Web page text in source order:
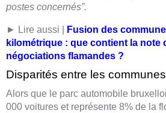
postes concernés”.
► Lire aussi |
Fusion des
kilométrique : que contient la note
négociations flamandes ?
Disparités entre les communes
Alors que le parc automobile
000 voitures et représente 8% de la